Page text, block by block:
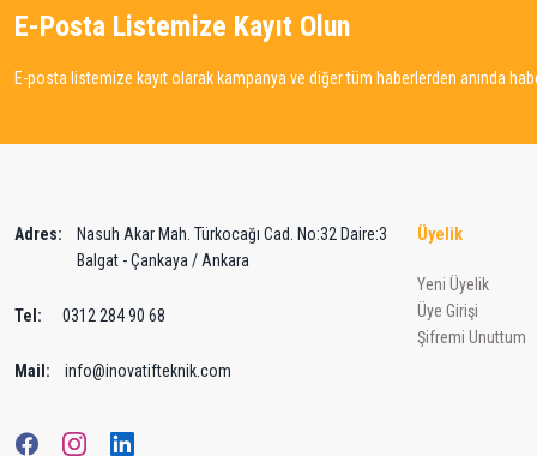
Ürün fiyatı diğer sitelerden daha pahalı.
Bu ürüne benzer farklı alternatifler olmalı.
E-Posta Listemize Kayıt Olun
E-posta listemize kayıt olarak kampanya ve diğer tüm haberlerden anında
Adres:
Nasuh Akar Mah. Türkocağı Cad. No:32 Daire:3
Balgat - Çankaya / Ankara
Tel: 0312 284 90 68
Mail: info@inovatifteknik.com
Üyelik
Yeni Üyelik
Üye Girişi
Şifremi Unuttum